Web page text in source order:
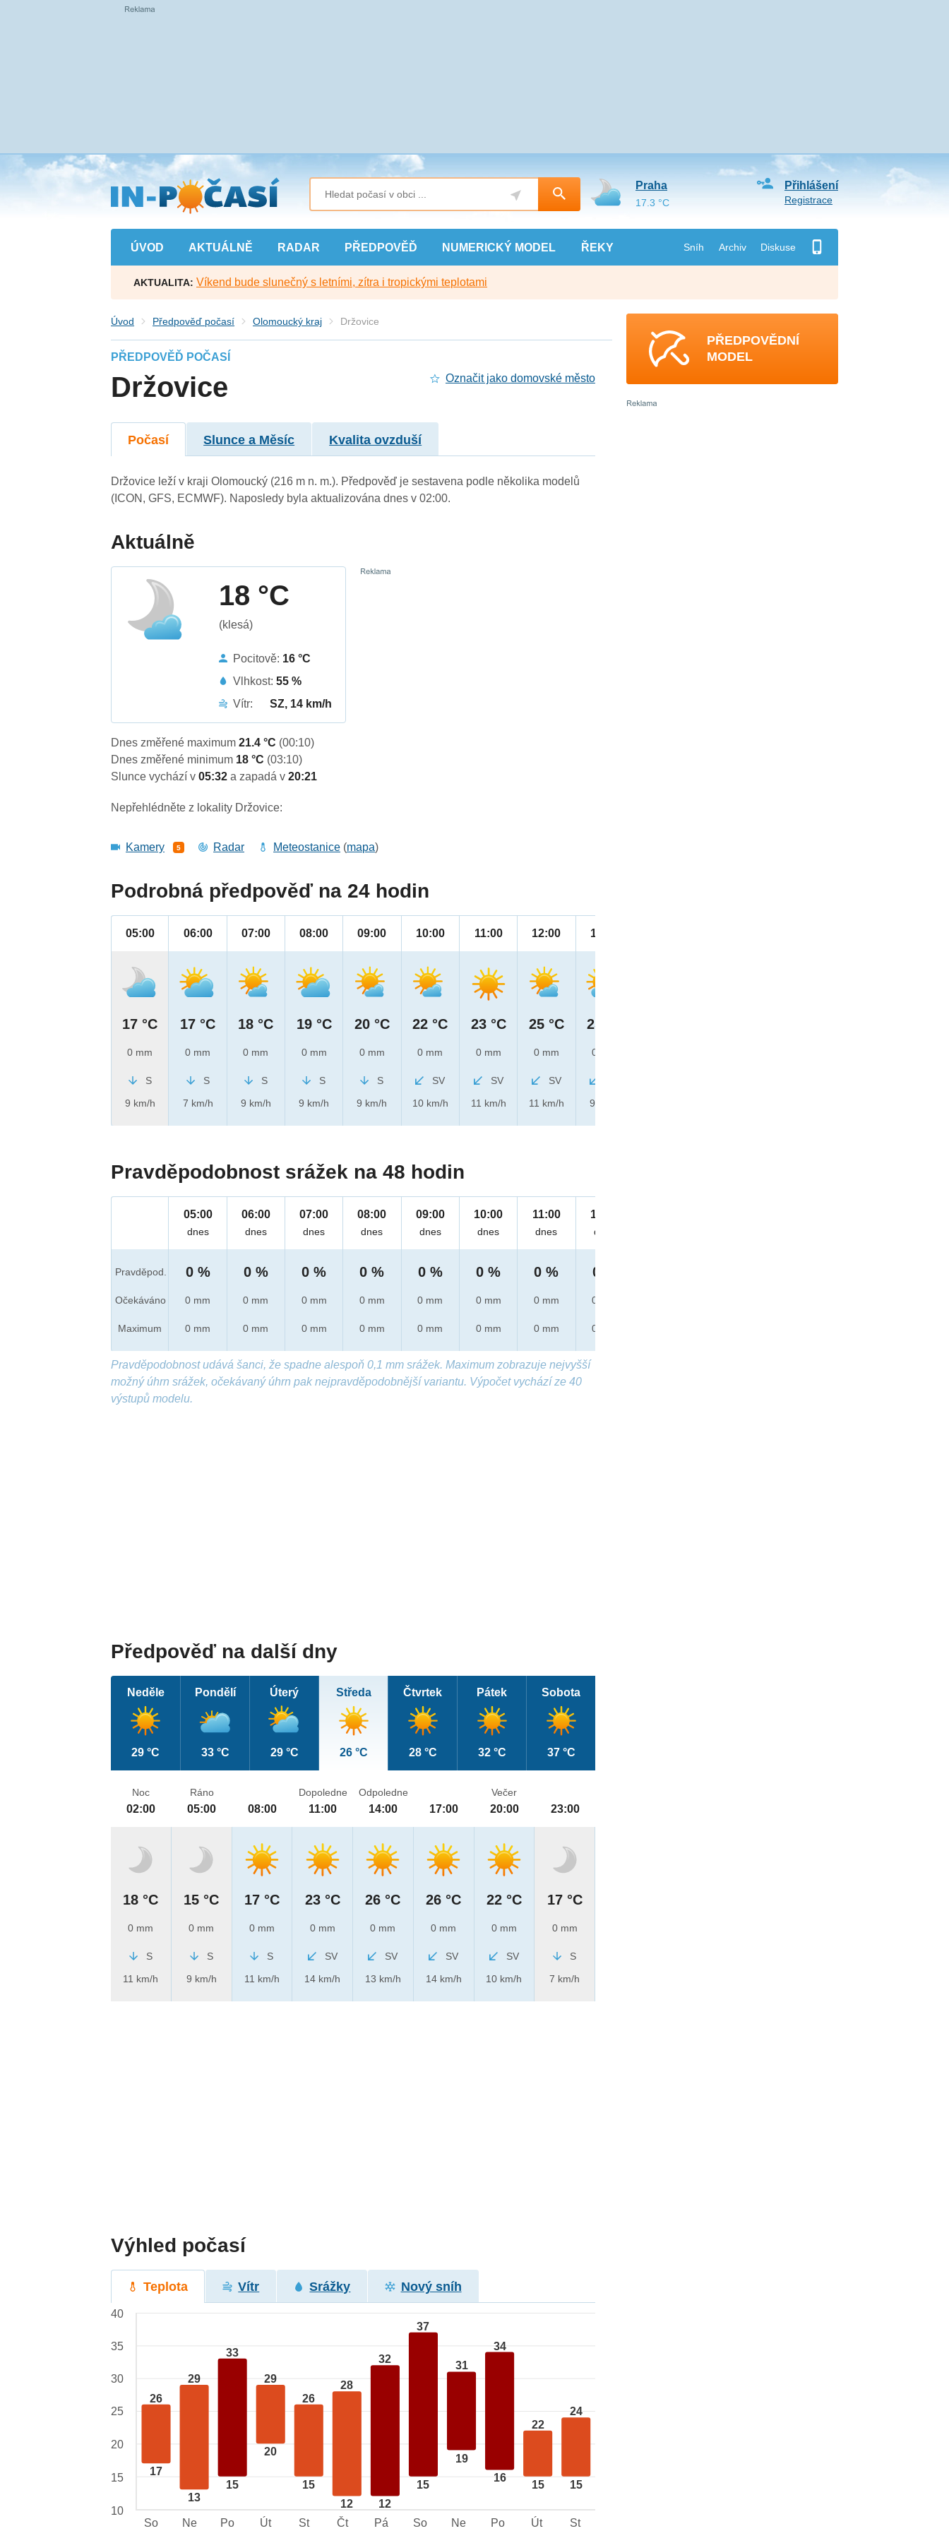
Přejít
na
hlavní
obsah
ÚVOD AKTUÁLNĚ RADAR PŘEDPOVĚĎ NUMERICKÝ MODEL ŘEKY Sníh Archiv Diskuse
Přihlášení
Registrace
Praha
17.3 °C
AKTUALITA: Víkend bude slunečný s letními, zítra i tropickými teplotami
Úvod Předpověď počasí Olomoucký kraj Držovice
PŘEDPOVĚĎ POČASÍ
Držovice Označit jako domovské město
Počasí Slunce a Měsíc Kvalita ovzduší
Držovice leží v kraji Olomoucký (216 m n. m.). Předpověď je sestavena podle několika modelů
(ICON, GFS, ECMWF). Naposledy byla aktualizována dnes v 02:00.
Aktuálně
18 °C
(klesá)
Pocitově: 16 °C
Vlhkost:55 %
Vítr:
SZ, 14 km/h
Dnes změřené maximum21.4 °C (00:10)
Dnes změřené minimum 18 °C (03:10)
Slunce vychází v05:32a zapadá v20:21
Nepřehlédněte z lokality Držovice:
Kamery 5 Radar Meteostanice (mapa)
Podrobná předpověď na 24 hodin
05:00
17 °C
0 mm
S
9 km/h
06:00
17 °C
0 mm
S
7 km/h
07:00
18 °C
0 mm
S
9 km/h
08:00
19 °C
0 mm
S
9 km/h
09:00
20 °C
0 mm
S
9 km/h
10:00
22 °C
0 mm
SV
10 km/h
11:00
23 °C
0 mm
SV
11 km/h
12:00
25 °C
0 mm
SV
11 km/h
13:00
25 °C
0 mm
9 km/h
Pravděpodobnost srážek na 48 hodin
Pravděpod.
Očekáváno
Maximum
05:00
dnes
0 %
0 mm
0 mm
06:00
dnes
0 %
0 mm
0 mm
07:00
dnes
0 %
0 mm
0 mm
08:00
dnes
0 %
0 mm
0 mm
09:00
dnes
0 %
0 mm
0 mm
10:00
dnes
0 %
0 mm
0 mm
11:00
dnes
0 %
0 mm
0 mm
12:00
dnes
0 %
0 mm
0 mm
Pravděpodobnost udává šanci, že spadne alespoň 0,1 mm srážek. Maximum zobrazuje nejvyšší
možný úhrn srážek, očekávaný úhrn pak nejpravděpodobnější variantu. Výpočet vychází ze 40
výstupů modelu.
Předpověď na další dny
Neděle
29 °C
Pondělí
33 °C
Úterý
29 °C
Středa
26 °C
Čtvrtek
28 °C
Pátek
32 °C
Sobota
37 °C
Noc
02:00
18 °C
0 mm
S
11 km/h
Ráno
05:00
15 °C
0 mm
S
9 km/h
08:00
17 °C
0 mm
S
11 km/h
Dopoledne
11:00
23 °C
0 mm
SV
14 km/h
Odpoledne
14:00
26 °C
0 mm
SV
13 km/h
17:00
26 °C
0 mm
SV
14 km/h
Večer
20:00
22 °C
0 mm
SV
10 km/h
23:00
17 °C
0 mm
S
7 km/h
Výhled počasí
Teplota Vítr Srážky Nový sníh
26
17
29
13
33
15
29
20
26
15
28
12
32
12
37
15
31
19
34
16
22
15
24
15
40
35
30
25
20
15
10
So
Ne Po Út St Čt Pá So Ne Po Út St
PŘEDPOVĚDNÍ
MODEL